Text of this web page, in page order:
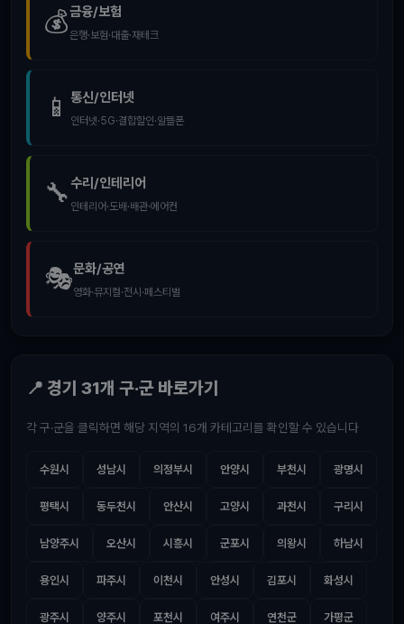
💰금융/보험
은행·보험·대출·재테크
📱 통신/인터넷
인터넷·5G·결합할인·알뜰폰
🔧 수리/인테리어
인테리어·도배·배관·에어컨
🎭문화/공연
영화·뮤지컬·전시·페스티벌
📍 경기 31개 구·군 바로가기
각 구·군을 클릭하면 해당 지역의 16개 카테고리를 확인할 수 있습니다
수원시 성남시 의정부시 안양시 부천시 광명시
평택시 동두천시 안산시 고양시 과천시 구리시
남양주시 오산시 시흥시 군포시 의왕시 하남시
용인시 파주시 이천시 안성시 김포시 화성시
광주시 양주시 포천시 여주시 연천군 가평군